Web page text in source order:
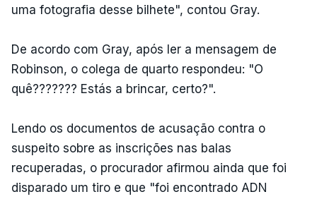
uma fotografia desse bilhete", contou Gray.
De acordo com Gray, após ler a mensagem de
Robinson, o colega de quarto respondeu: "O
quê??????? Estás a brincar, certo?".
Lendo os documentos de acusação contra o
suspeito sobre as inscrições nas balas
recuperadas, o procurador afirmou ainda que foi
disparado um tiro e que "foi encontrado ADN